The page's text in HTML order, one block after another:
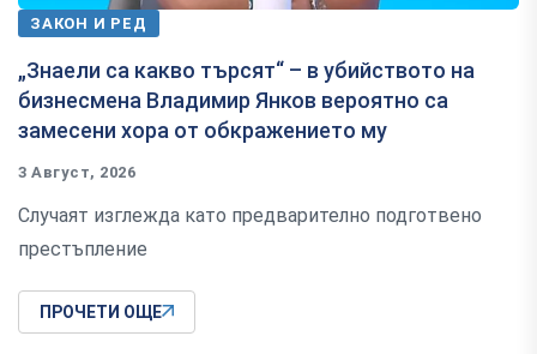
ЗАКОН И РЕД
„Знаели са какво търсят“ – в убийството на
бизнесмена Владимир Янков вероятно са
замесени хора от обкражението му
3 Август, 2026
Случаят изглежда като предварително подготвено
престъпление
ПРОЧЕТИ ОЩЕ